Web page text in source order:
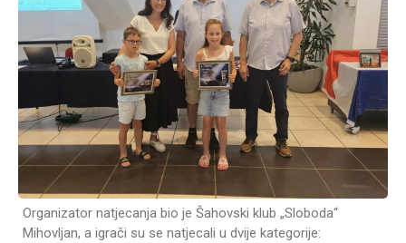
Organizator natjecanja bio je Šahovski klub „Sloboda“
Mihovljan, a igrači su se natjecali u dvije kategorije: